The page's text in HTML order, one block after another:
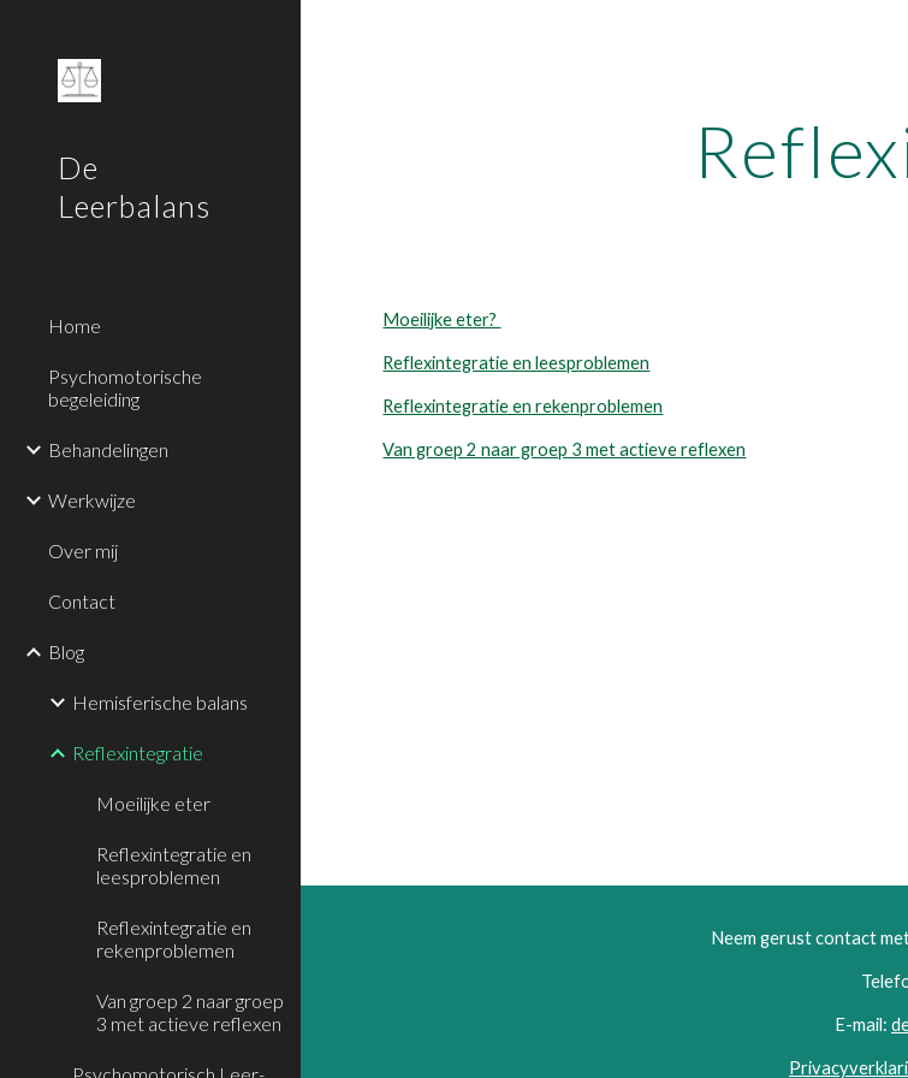
De
Leerbalans
Home
Psychomotorische
begeleiding
Behandelingen
Werkwijze
Over mij
Contact
Blog
Hemisferische balans
Reflexintegratie
Moeilijke eter
Reflexintegratie en
leesproblemen
Reflexintegratie en
rekenproblemen
Van groep 2 naar groep
3 met actieve reflexen
Moeilijke eter?
Reflexintegratie en leesproblemen
Reflexintegratie en rekenproblemen
Van groep 2 naar groep 3 met actieve reflexen
Neem gerust contact
E-mail: